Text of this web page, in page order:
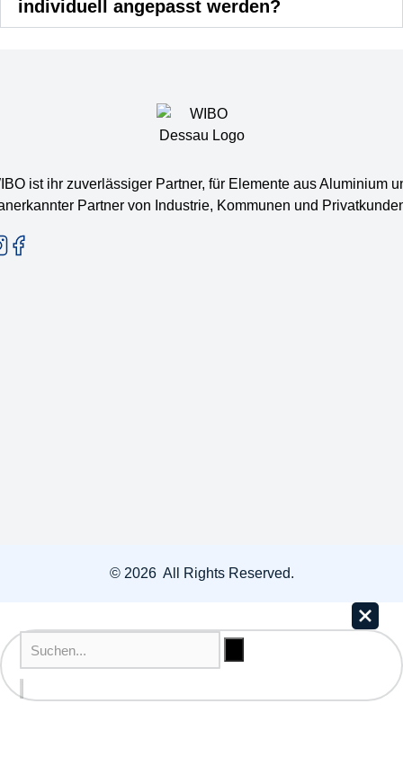
individuell angepasst werden?
ist ihr zuverlässiger Partner, für Elemente aus Aluminium
Partner von Industrie, Kommunen und
© 2026 All Rights Reserved.